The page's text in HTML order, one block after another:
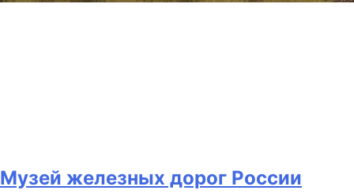
Музей железных дорог России